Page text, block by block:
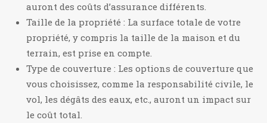
auront des coûts d’assurance différents.
Taille de la propriété : La surface totale de votre
propriété, y compris la taille de la maison et du
terrain, est prise en compte.
Type de couverture : Les options de couverture que
vous choisissez, comme la responsabilité civile, le
vol, les dégâts des eaux, etc., auront un impact sur
le coût total.